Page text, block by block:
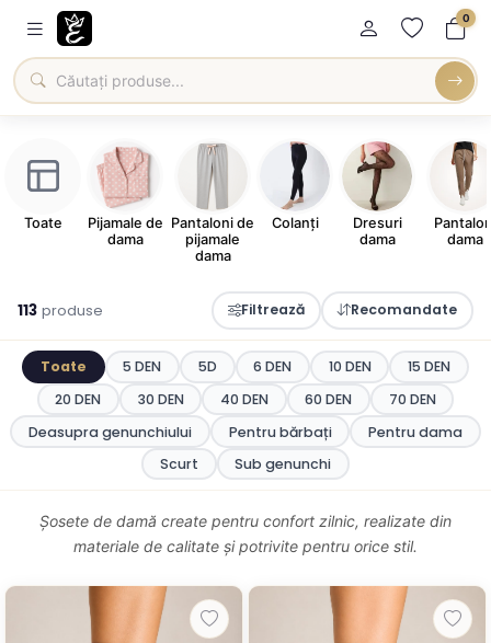
0
Toate
Pijamale de
dama
Pantaloni de
pijamale
dama
Colanți
Dresuri
dama
dama
113 produse Filtrează Recomandate
Toate 5 DEN 5D 6 DEN 10 DEN
15 DEN
20 DEN
30 DEN 40 DEN 60 DEN
70 DEN
Deasupra genunchiului
Pentru bărbați
Pentru dama
Scurt
Sub genunchi
Șosete de damă create pentru confort zilnic, realizate din
materiale de calitate și potrivite pentru orice stil.